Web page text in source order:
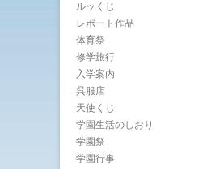
ルッくじ
レポート作品
体育祭
修学旅行
入学案内
呉服店
天使くじ
学園生活のしおり
学園祭
学園行事